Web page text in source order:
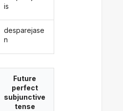
is
desparejase
n
Future
perfect
subjunctive
tense